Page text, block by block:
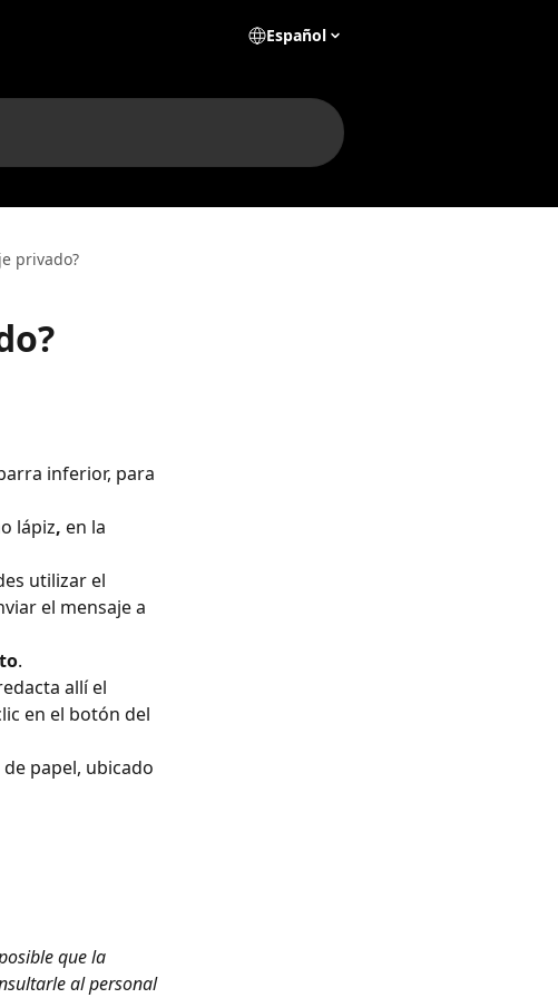
Español
privado?
inferior, para
lápiz, en la
utilizar el
el mensaje a
.
allí el
en el botón del
papel, ubicado
que la
al personal